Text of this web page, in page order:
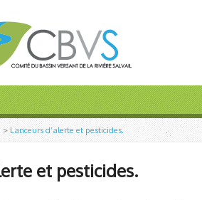
>Lanceurs d’alerte et pesticides.
et pesticides.